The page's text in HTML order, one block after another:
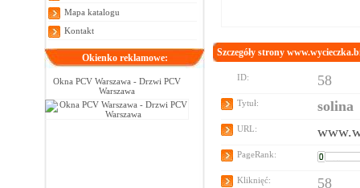
Mapa katalogu
Kontakt
Okienko reklamowe:
Okna PCV Warszawa - Drzwi PCV
Warszawa
Szczegóły strony
ID: 58
Tytuł: solina
URL:
PageRank:
Kliknięć: 58